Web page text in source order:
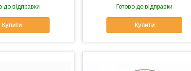
до відправки
Купити
Готово до відправки
Купити